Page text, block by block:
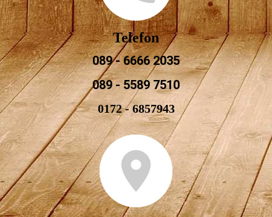
Telefon
089 - 6666 2035
089 - 5589 7510
0172 - 6857943